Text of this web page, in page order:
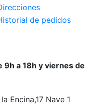
de pedidos
9h a 18h y viernes de
Encina,17 Nave 1